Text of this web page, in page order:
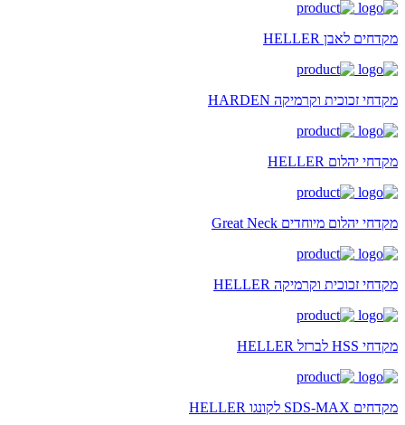
מקדחים לאבן HELLER
מקדחי זכוכית וקרמיקה HARDEN
מקדחי יהלום HELLER
מקדחי יהלום מיוחדים Great Neck
מקדחי זכוכית וקרמיקה HELLER
מקדחי HSS לברזל HELLER
מקדחים SDS-MAX לקונגו HELLER